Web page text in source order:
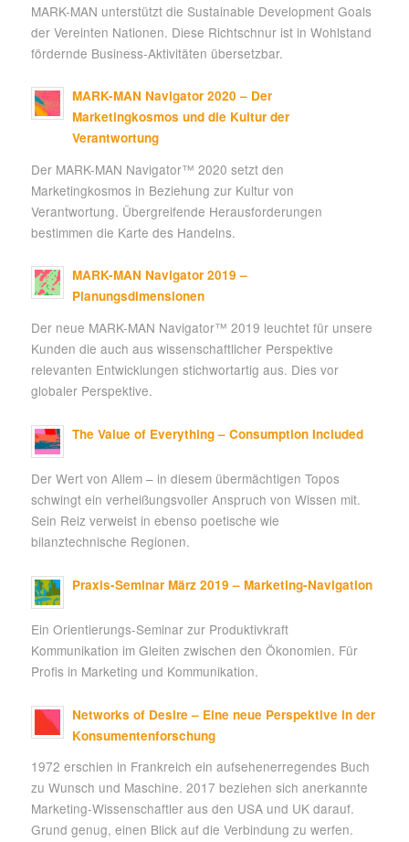
MARK-MAN unterstützt die Sustainable Development Goals
der Vereinten Nationen. Diese Richtschnur ist in Wohlstand
fördernde Business-Aktivitäten übersetzbar.
MARK-MAN Navigator 2020 – Der
Marketingkosmos und die Kultur der
Verantwortung
Der MARK-MAN Navigator™ 2020 setzt den
Marketingkosmos in Beziehung zur Kultur von
Verantwortung. Übergreifende Herausforderungen
bestimmen die Karte des Handelns.
MARK-MAN Navigator 2019 –
Planungsdimensionen
Der neue MARK-MAN Navigator™ 2019 leuchtet für unsere
Kunden die auch aus wissenschaftlicher Perspektive
relevanten Entwicklungen stichwortartig aus. Dies vor
globaler Perspektive.
The Value of Everything – Consumption Included
Der Wert von Allem – in diesem übermächtigen Topos
schwingt ein verheißungsvoller Anspruch von Wissen mit.
Sein Reiz verweist in ebenso poetische wie
bilanztechnische Regionen.
Praxis-Seminar März 2019 – Marketing-Navigation
Ein Orientierungs-Seminar zur Produktivkraft
Kommunikation im Gleiten zwischen den Ökonomien. Für
Profis in Marketing und Kommunikation.
Networks of Desire – Eine neue Perspektive in der
Konsumentenforschung
1972 erschien in Frankreich ein aufsehenerregendes Buch
zu Wunsch und Maschine. 2017 beziehen sich anerkannte
Marketing-Wissenschaftler aus den USA und UK darauf.
Grund genug, einen Blick auf die Verbindung zu werfen.